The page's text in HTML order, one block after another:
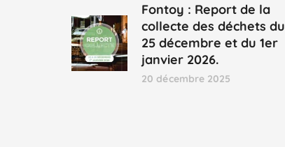
Fontoy : Report de la
collecte des déchets du
25 décembre et du 1er
janvier 2026.
20 décembre 2025